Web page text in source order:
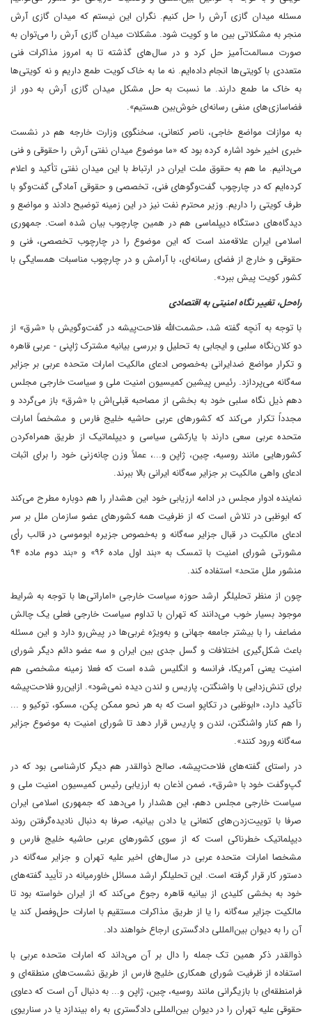
مسئله میدان گازی آرش را حل کنیم. نگران این نیستم که میدان گازی آرش
منجر به مشکلاتی بین ما و کویت شود. مشکلات میدان گازی آرش را می‌توان به
صورت مسالمت‌آمیز حل کرد و در سال‌های گذشته تا به امروز مذاکرات فنی
متعددی با کویتی‌ها انجام داده‌ایم. نه ما به خاک کویت طمع داریم و نه کویتی‌ها
به خاک ما طمع دارند. ما نسبت به حل مشکل میدان گازی آرش به دور از
فضاسازی‌های منفی رسانه‌ای خوش‌بین هستیم».
به موازات مواضع خاجی، ناصر کنعانی، سخنگوی وزارت خارجه هم در نشست
خبری اخیر خود اشاره کرده بود که «ما موضوع میدان نفتی آرش را حقوقی و فنی
می‌دانیم. ما هم به حقوق ملت ایران در ارتباط با این میدان نفتی تأکید و اعلام
کرده‌ایم که در چارچوب گفت‌وگوهای فنی، تخصصی و حقوقی آمادگی گفت‌وگو با
طرف کویتی را داریم. وزیر محترم نفت نیز در این زمینه توضیح دادند و مواضع و
دیدگاه‌های دستگاه دیپلماسی هم در همین چارچوب بیان شده است. جمهوری
اسلامی ایران علاقه‌مند است که این موضوع را در چارچوب تخصصی، فنی و
حقوقی و خارج از فضای رسانه‌ای، با آرامش و در چارچوب مناسبات همسایگی با
کشور کویت پیش ببرد».
راه‌حل، تغییر نگاه امنیتی به اقتصادی
با توجه به آنچه گفته شد، حشمت‌الله فلاحت‌پیشه در گفت‌وگویش با «شرق» از
دو کلان‌نگاه سلبی و ایجابی به تحلیل و بررسی بیانیه مشترک ژاپنی - عربی قاهره
و تکرار مواضع ضدایرانی به‌خصوص ادعای مالکیت امارات متحده عربی بر جزایر
سه‌گانه می‌پردازد. رئیس پیشین کمیسیون امنیت ملی و سیاست خارجی مجلس
دهم ذیل نگاه سلبی خود به بخشی از مصاحبه قبلی‌اش با «شرق» باز می‌گردد و
مجدداً تکرار می‌کند که کشورهای عربی حاشیه خلیج فارس و مشخصاً امارات
متحده عربی سعی دارند با یارکشی سیاسی و دیپلماتیک از طریق همراه‌کردن
کشورهایی مانند روسیه، چین، ژاپن و...، عملاً وزن چانه‌زنی خود را برای اثبات
ادعای واهی مالکیت بر جزایر سه‌گانه ایرانی بالا ببرند.
نماینده ادوار مجلس در ادامه ارزیابی خود این هشدار را هم دوباره مطرح می‌کند
که ابوظبی در تلاش است که از ظرفیت همه کشورهای عضو سازمان ملل بر سر
ادعای مالکیت در قبال جزایر سه‌گانه و به‌خصوص جزیره ابوموسی در قالب رأی
مشورتی شورای امنیت با تمسک به «بند اول ماده ۹۶» و «بند دوم ماده ۹۴
منشور ملل متحد» استفاده کند.
چون از منظر تحلیلگر ارشد حوزه سیاست خارجی «اماراتی‌ها با توجه به شرایط
موجود بسیار خوب می‌دانند که تهران با تداوم سیاست خارجی فعلی یک چالش
مضاعف را با بیشتر جامعه جهانی و به‌ویژه غربی‌ها در پیش‌رو دارد و این مسئله
باعث شکل‌گیری اختلافات و گسل جدی بین ایران و سه عضو دائم دیگر شورای
امنیت یعنی آمریکا، فرانسه و انگلیس شده است که فعلا زمینه مشخصی هم
برای تنش‌زدایی با واشنگتن، پاریس و لندن دیده نمی‌شود». ازاین‌رو فلاحت‌پیشه
تأکید دارد، «ابوظبی در تکاپو است که به هر نحو ممکن پکن، مسکو، توکیو و ...
را هم کنار واشنگتن، لندن و پاریس قرار دهد تا شورای امنیت به موضوع جزایر
سه‌گانه ورود کنند».
در راستای گفته‌های فلاحت‌پیشه، صالح ذوالقدر هم دیگر کارشناسی بود که در
گپ‌و‌گفت خود با «شرق»، ضمن اذعان به ارزیابی رئیس کمیسیون امنیت ملی و
سیاست خارجی مجلس دهم، این هشدار را می‌دهد که جمهوری اسلامی ایران
صرفا با توییت‌زدن‌های کنعانی یا دادن بیانیه، صرفا به دنبال نادیده‌گرفتن روند
دیپلماتیک خطرناکی است که از سوی کشورهای عربی حاشیه خلیج فارس و
مشخصا امارات متحده عربی در سال‌های اخیر علیه تهران و جزایر سه‌گانه در
دستور کار قرار گرفته است. این تحلیلگر ارشد مسائل خاورمیانه در تأیید گفته‌های
خود به بخشی کلیدی از بیانیه قاهره رجوع می‌کند که از ایران خواسته بود تا
مالکیت جزایر سه‌گانه را یا از طریق مذاکرات مستقیم با امارات حل‌وفصل کند یا
آن را به دیوان بین‌المللی دادگستری ارجاع خواهند داد.
ذوالقدر ذکر همین تک جمله را دال بر آن می‌داند که امارات متحده عربی با
استفاده از ظرفیت شورای همکاری خلیج فارس از طریق نشست‌های منطقه‌ای و
فرامنطقه‌ای با بازیگرانی مانند روسیه، چین، ژاپن و... به دنبال آن است که دعاوی
حقوقی علیه تهران را در دیوان بین‌المللی دادگستری به راه بیندازد یا در سناریوی